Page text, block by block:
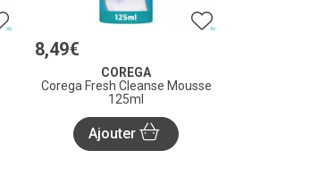
8,49€
COREGA
Corega Fresh Cleanse Mousse
125ml
Ajouter